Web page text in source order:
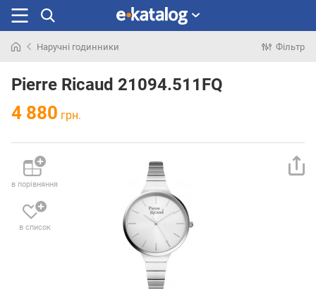
раніше
Наручні годинники Фільтр
Pierre Ricaud 21094.511FQ
4 880 грн.
в порівняння
в список